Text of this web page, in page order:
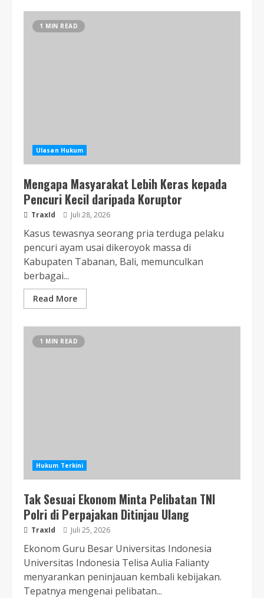
1 MIN READ
Ulasan Hukum
Mengapa Masyarakat Lebih Keras kepada
Pencuri Kecil daripada Koruptor
TraxId Juli 28, 2026
Kasus tewasnya seorang pria terduga pelaku
pencuri ayam usai dikeroyok massa di
Kabupaten Tabanan, Bali, memunculkan
berbagai...
Read More
1 MIN READ
Hukum Terkini
Tak Sesuai Ekonom Minta Pelibatan TNI
Polri di Perpajakan Ditinjau Ulang
TraxId Juli 25, 2026
Ekonom Guru Besar Universitas Indonesia
Universitas Indonesia Telisa Aulia Falianty
menyarankan peninjauan kembali kebijakan.
Tepatnya mengenai pelibatan...